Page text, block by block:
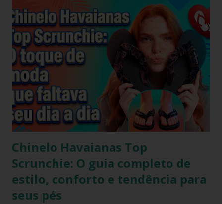
Chinelo Havaianas Top
Scrunchie: O guia completo de
estilo, conforto e tendência para
seus pés